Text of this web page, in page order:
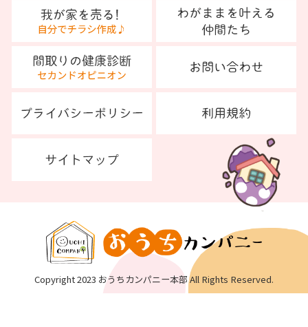
Copyright 2023 おうちカンパニー本部 All Rights Reserved.